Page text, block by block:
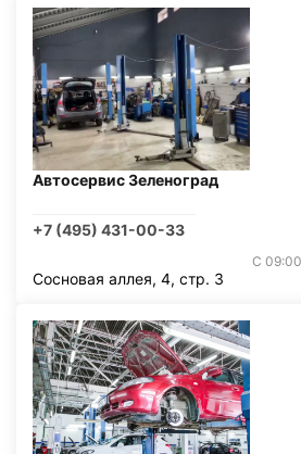
Автосервис Зеленоград
+7 (495) 431-00-33
С
Сосновая аллея, 4, стр. 3